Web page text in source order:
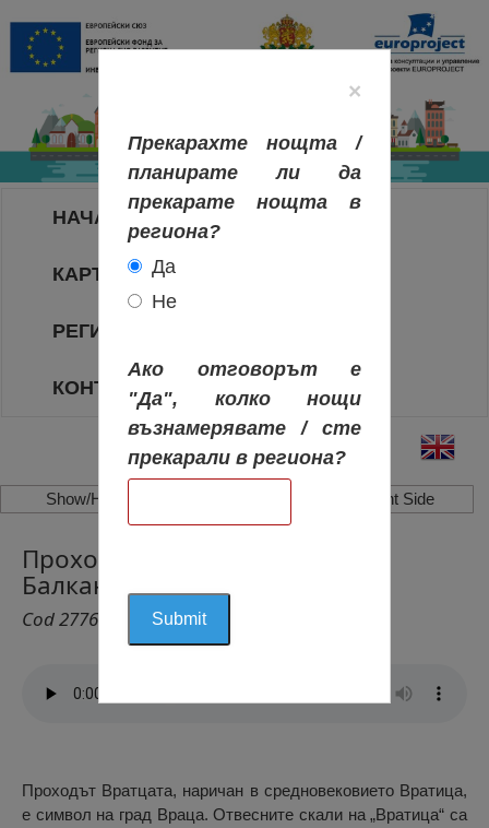
НАЧАЛО
КАРТА НА РЕГИОНИТЕ
РЕГИОНИ
КОНТАКТИ
Show/Hide Left Side Show/Hide Right Side
Проход “Вратица”, Врачански
Балкан
Cod 2776
Проходът Вратцата, наричан в средновековието Вратица,
е символ на град Враца. Отвесните скали на „Вратица“ са
×
Прекарахте нощта /
планирате ли да
прекарате нощта в
региона?
Да
Не
Ако отговорът е
"Да", колко нощи
възнамерявате / сте
прекарали в региона?